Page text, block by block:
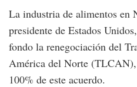
La industria de alimentos en
presidente de Estados
fondo la renegociación del
América del Norte (TLCAN),
100% de este acuerdo.